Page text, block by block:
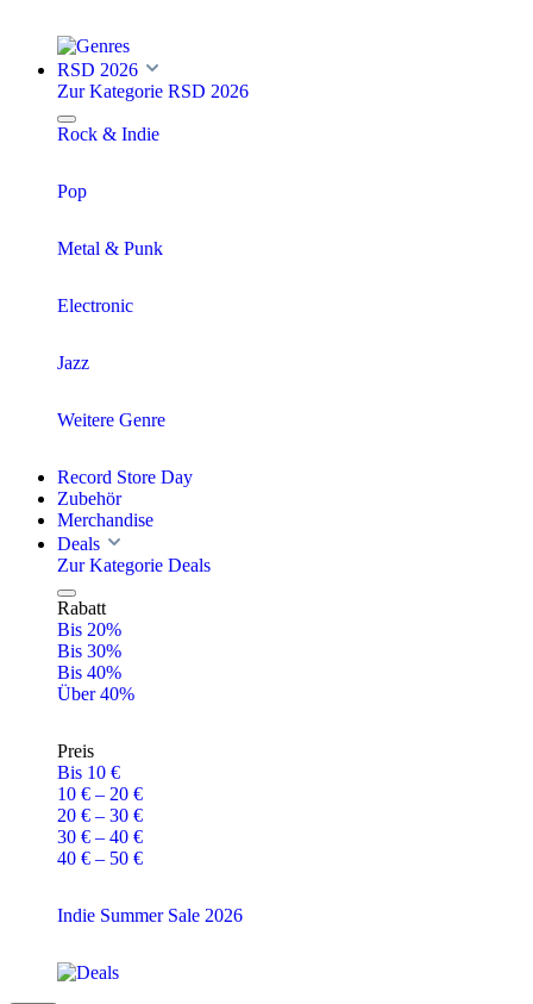
RSD 2026
Zur Kategorie RSD 2026
Rock & Indie
Pop
Metal & Punk
Electronic
Jazz
Weitere Genre
Record Store Day
Zubehör
Merchandise
Deals
Zur Kategorie Deals
Rabatt
Bis 20%
Bis 30%
Bis 40%
Über 40%
Preis
Bis 10 €
10 € – 20 €
20 € – 30 €
30 € – 40 €
40 € – 50 €
Indie Summer Sale 2026